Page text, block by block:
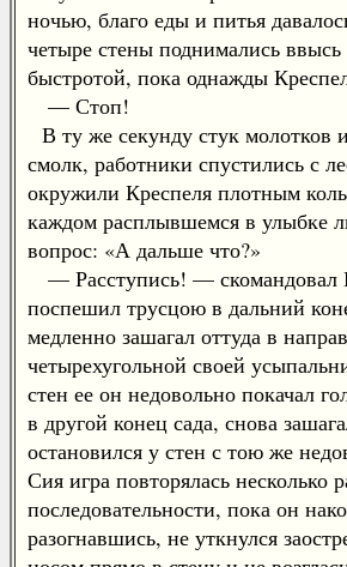
ночью, благо еды и питья
четыре стены поднимались
быстротой, пока однажды
— Стоп!
В ту же секунду стук молотков
смолк, работники спустились с
окружили Креспеля плотным
каждом расплывшемся в улыбке
вопрос: «А дальше что?»
— Расступись! — скомандовал
поспешил трусцою в дальний
медленно зашагал оттуда в
четырехугольной своей
стен ее он недовольно покачал
в другой конец сада, снова
остановился у стен с тою же
Сия игра повторялась несколько
последовательности, пока он
разогнавшись, не уткнулся